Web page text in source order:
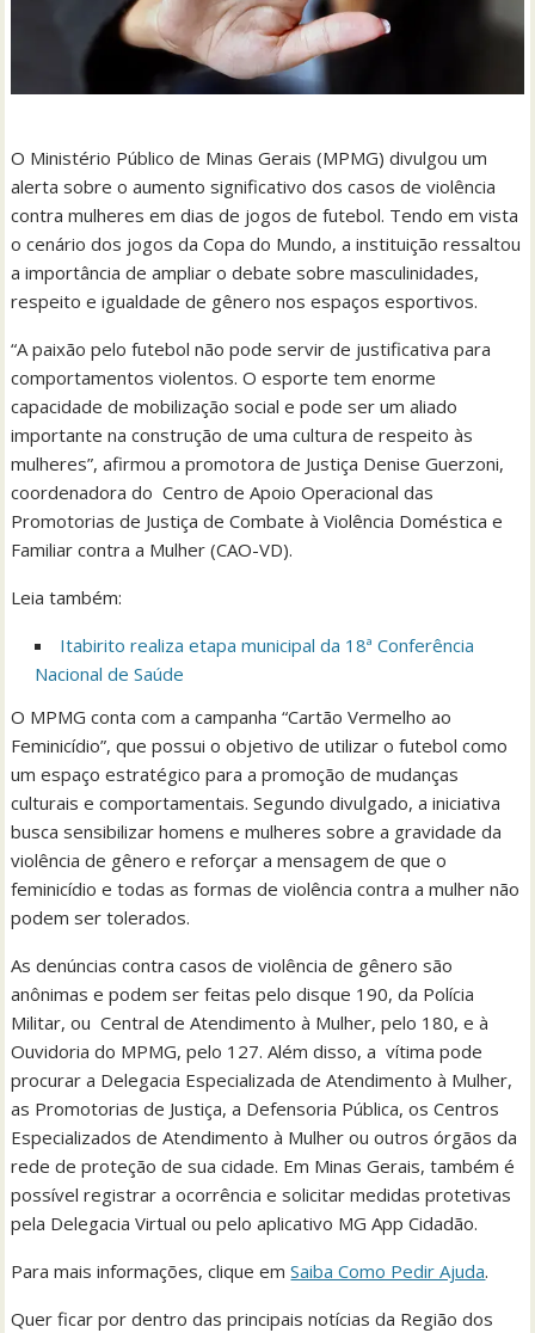
O Ministério Público de Minas Gerais (MPMG) divulgou um
alerta sobre o aumento significativo dos casos de violência
contra mulheres em dias de jogos de futebol. Tendo em vista
o cenário dos jogos da Copa do Mundo, a instituição ressaltou
a importância de ampliar o debate sobre masculinidades,
respeito e igualdade de gênero nos espaços esportivos.
“A paixão pelo futebol não pode servir de justificativa para
comportamentos violentos. O esporte tem enorme
capacidade de mobilização social e pode ser um aliado
importante na construção de uma cultura de respeito às
mulheres”, afirmou a promotora de Justiça Denise Guerzoni,
coordenadora do Centro de Apoio Operacional das
Promotorias de Justiça de Combate à Violência Doméstica e
Familiar contra a Mulher (CAO-VD).
Leia também:
Itabirito realiza etapa municipal da 18ª Conferência
Nacional de Saúde
O MPMG conta com a campanha “Cartão Vermelho ao
Feminicídio”, que possui o objetivo de utilizar o futebol como
um espaço estratégico para a promoção de mudanças
culturais e comportamentais. Segundo divulgado, a iniciativa
busca sensibilizar homens e mulheres sobre a gravidade da
violência de gênero e reforçar a mensagem de que o
feminicídio e todas as formas de violência contra a mulher não
podem ser tolerados.
As denúncias contra casos de violência de gênero são
anônimas e podem ser feitas pelo disque 190, da Polícia
Militar, ou Central de Atendimento à Mulher, pelo 180, e à
Ouvidoria do MPMG, pelo 127. Além disso, a vítima pode
procurar a Delegacia Especializada de Atendimento à Mulher,
as Promotorias de Justiça, a Defensoria Pública, os Centros
Especializados de Atendimento à Mulher ou outros órgãos da
rede de proteção de sua cidade. Em Minas Gerais, também é
possível registrar a ocorrência e solicitar medidas protetivas
pela Delegacia Virtual ou pelo aplicativo MG App Cidadão.
Para mais informações, clique emSaiba Como Pedir Ajuda.
Quer ficar por dentro das principais notícias da Região dos